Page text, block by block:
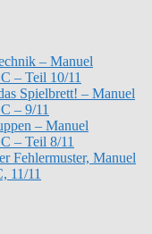
– Manuel
– Teil 10/11
Spielbrett! – Manuel
– 9/11
– Manuel
– Teil 8/11
Fehlermuster, Manuel
11/11